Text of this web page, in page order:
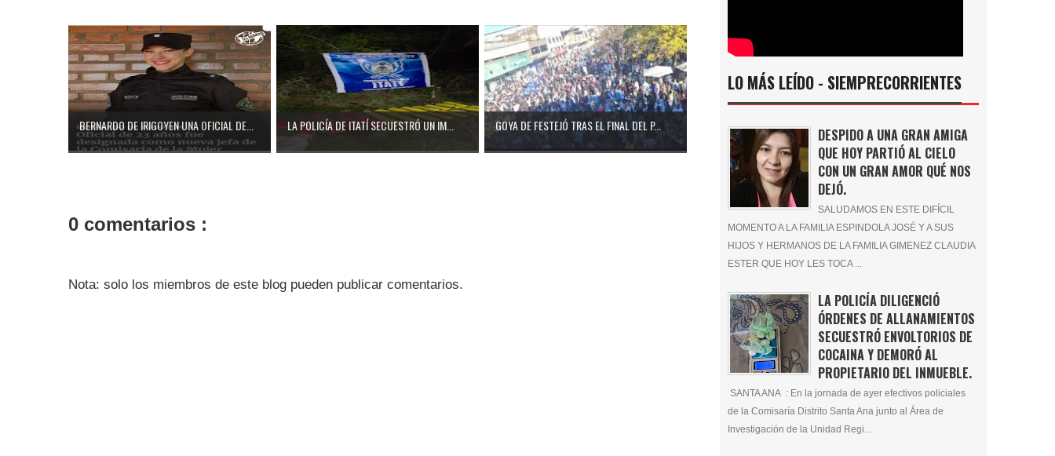
BERNARDO DE IRIGOYEN UNA OFICIAL DE... LA POLICÍA DE ITATÍ SECUESTRÓ UN IM... GOYA DE FESTEJÓ TRAS EL FINAL DEL P...
0 comentarios :
Nota: solo los miembros de este blog pueden publicar comentarios.
LO MÁS LEÍDO - SIEMPRECORRIENTES
DESPIDO A UNA GRAN AMIGA
QUE HOY PARTIÓ AL CIELO
CON UN GRAN AMOR QUÉ NOS
DEJÓ.
SALUDAMOS EN ESTE DIFÍCIL
MOMENTO A LA FAMILIA ESPINDOLA JOSÉ Y A SUS
HIJOS Y HERMANOS DE LA FAMILIA GIMENEZ CLAUDIA
ESTER QUE HOY LES TOCA ...
LA POLICÍA DILIGENCIÓ
ÓRDENES DE ALLANAMIENTOS
SECUESTRÓ ENVOLTORIOS DE
COCAINA Y DEMORÓ AL
PROPIETARIO DEL INMUEBLE.
SANTA ANA : En la jornada de ayer efectivos policiales
de la Comisaría Distrito Santa Ana junto al Área de
Investigación de la Unidad Regi...